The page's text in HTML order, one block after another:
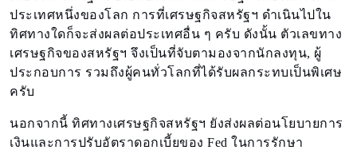
ประเทศหนึ่งของโลก การที่เศรษฐกิจสหรัฐฯ ดำเนินไปใน
ทิศทางใดก็จะส่งผลต่อประเทศอื่น ๆ ครับ ดังนั้น ตัวเลขทาง
เศรษฐกิจของสหรัฐฯ จึงเป็นที่จับตามองจากนักลงทุน, ผู้
ประกอบการ รวมถึงผู้คนทั่วโลกที่ได้รับผลกระทบเป็นพิเศษ
ครับ
นอกจากนี้ ทิศทางเศรษฐกิจสหรัฐฯ ยังส่งผลต่อนโยบายการ
เงินและการปรับอัตราดอกเบี้ยของ Fed ในการรักษา